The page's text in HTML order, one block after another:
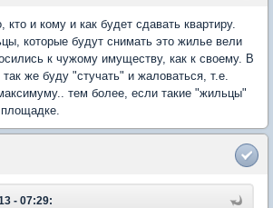
и кому и как будет сдавать квартиру.
которые будут снимать это жилье вели
к чужому имуществу, как к своему. В
же буду "стучать" и жаловаться, т.е.
тем более, если такие "жильцы"
- 07:29: